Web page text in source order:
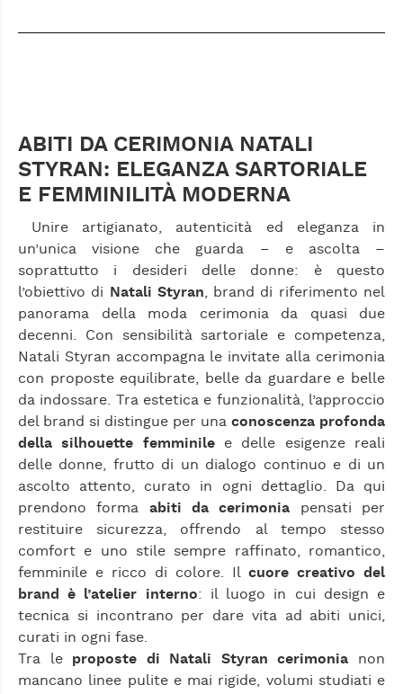
ABITI DA CERIMONIA NATALI
STYRAN: ELEGANZA SARTORIALE
E FEMMINILITÀ MODERNA
Unire artigianato, autenticità ed eleganza in
un’unica visione che guarda – e ascolta –
soprattutto i desideri delle donne: è questo
l’obiettivo di
Natali Styran , brand di riferimento nel
panorama della moda cerimonia da quasi due
decenni. Con sensibilità sartoriale e competenza,
Natali Styran accompagna le invitate alla cerimonia
con proposte equilibrate, belle da guardare e belle
da indossare. Tra estetica e funzionalità, l’approccio
del brand si distingue per una conoscenza profonda
della silhouette femminilee delle esigenze reali
delle donne, frutto di un dialogo continuo e di un
ascolto attento, curato in ogni dettaglio. Da qui
prendono forma abiti da cerimonia pensati per
restituire sicurezza, offrendo al tempo stesso
comfort e uno stile sempre raffinato, romantico,
femminile e ricco di colore. Il cuore creativo del
brand è l’atelier interno: il luogo in cui design e
tecnica si incontrano per dare vita ad abiti unici,
curati in ogni fase.
Tra le proposte di Natali Styran cerimonia non
mancano linee pulite e mai rigide, volumi studiati e